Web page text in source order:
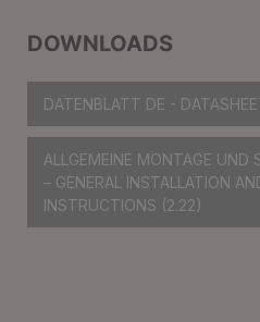
DOWNLOADS
DATENBLATT DE -
ALLGEMEINE MONTAGE UND
– GENERAL INSTALLATION
INSTRUCTIONS (2.22)